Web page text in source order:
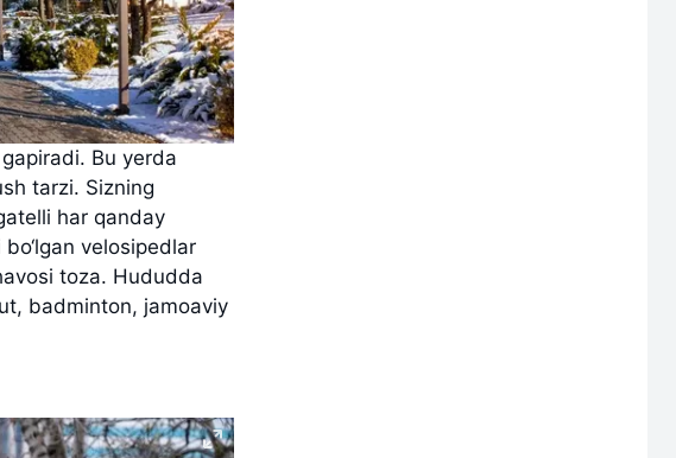
Bu yerda
tarzi. Sizning
har qanday
velosipedlar
toza. Hududda
badminton, jamoaviy